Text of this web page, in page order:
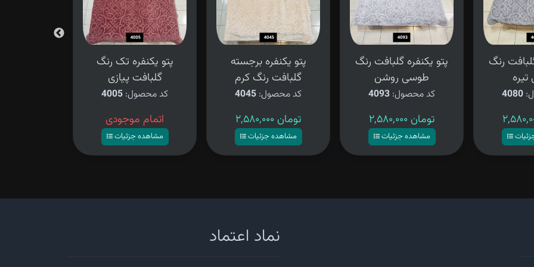
پتو یکنفره تک رنگ
گلبافت پیازی
کد محصول: 4005
اتمام موجودی
مشاهده جزئیات
پتو یکنفره برجسته
گلبافت رنگ کرم
کد محصول: 4045
۲,۵۸۰,۰۰۰ تومان
مشاهده جزئیات
پتو یکنفره گلبافت رنگ
طوسی روشن
کد محصول: 4093
۲,۵۸۰,۰۰۰ تومان
مشاهده جزئیات
رنگ
4080
نماد اعتماد